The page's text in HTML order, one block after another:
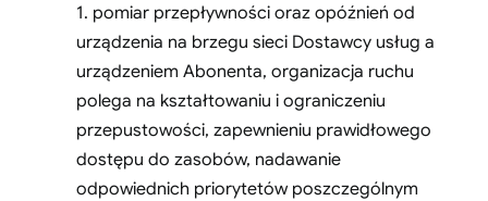
1. pomiar przepływności oraz opóźnień od
urządzenia na brzegu sieci Dostawcy usług a
urządzeniem Abonenta, organizacja ruchu
polega na kształtowaniu i ograniczeniu
przepustowości, zapewnieniu prawidłowego
dostępu do zasobów, nadawanie
odpowiednich priorytetów poszczególnym